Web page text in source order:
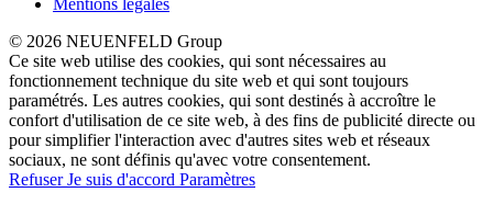
© 2026 NEUENFELD Group
Ce site web utilise des cookies, qui sont nécessaires au
fonctionnement technique du site web et qui sont toujours
paramétrés. Les autres cookies, qui sont destinés à accroître le
confort d'utilisation de ce site web, à des fins de publicité directe ou
pour simplifier l'interaction avec d'autres sites web et réseaux
sociaux, ne sont définis qu'avec votre consentement.
RefuserJe suis d'accord Paramètres